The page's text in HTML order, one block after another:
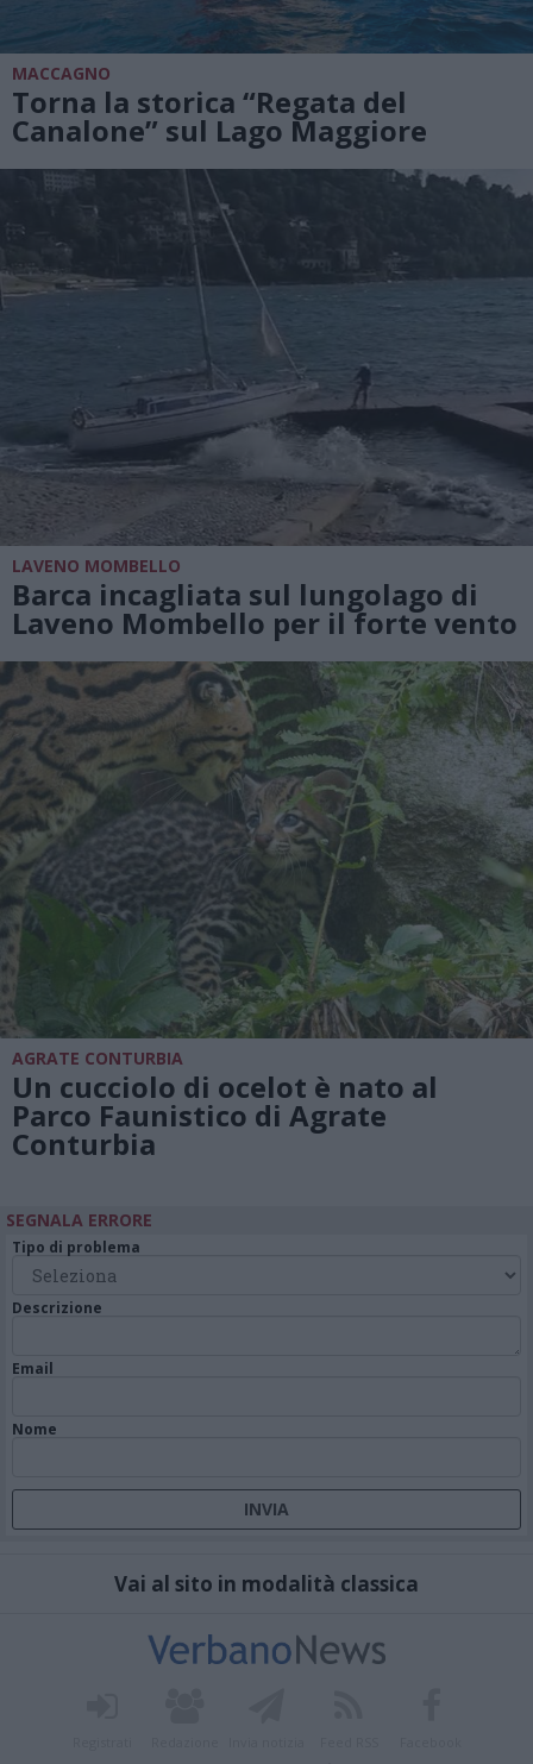
MACCAGNO
Torna la storica “Regata del
Canalone” sul Lago Maggiore
LAVENO MOMBELLO
Barca incagliata sul lungolago di
Laveno Mombello per il forte vento
AGRATE CONTURBIA
Un cucciolo di ocelot è nato al
Parco Faunistico di Agrate
Conturbia
SEGNALA ERRORE
Tipo di problema
Descrizione
Email
Nome
Vai al sito in modalità classica